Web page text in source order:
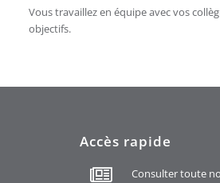
Vous travaillez en équipe avec vos
objectifs.
Accès rapide
Consulter toute